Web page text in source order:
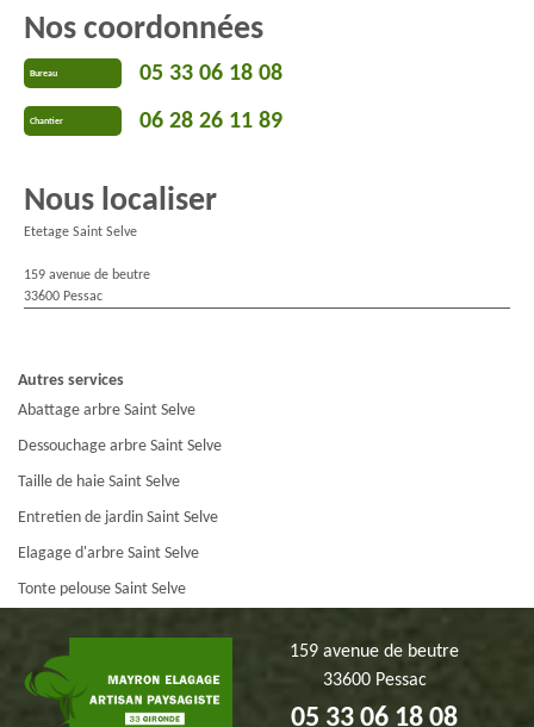
Nos coordonnées
Bureau 05 33 06 18 08
Chantier 06 28 26 11 89
Nous localiser
Etetage Saint Selve
159 avenue de beutre
33600 Pessac
Autres services
Abattage arbre Saint Selve
Dessouchage arbre Saint Selve
Taille de haie Saint Selve
Entretien de jardin Saint Selve
Elagage d'arbre Saint Selve
Tonte pelouse Saint Selve
159 avenue de beutre
33600 Pessac
05 33 06 18 08